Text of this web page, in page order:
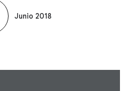
Junio 2018